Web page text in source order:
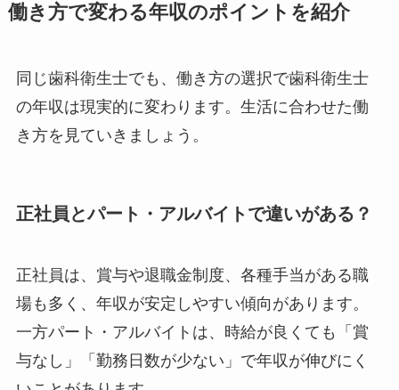
働き方で変わる年収のポイントを紹介
同じ歯科衛生士でも、働き方の選択で歯科衛生士
の年収は現実的に変わります。生活に合わせた働
き方を見ていきましょう。
正社員とパート・アルバイトで違いがある？
正社員は、賞与や退職金制度、各種手当がある職
場も多く、年収が安定しやすい傾向があります。
一方パート・アルバイトは、時給が良くても「賞
与なし」「勤務日数が少ない」で年収が伸びにく